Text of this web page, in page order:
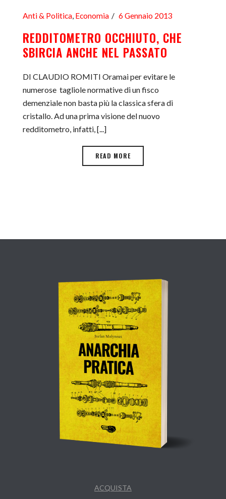
Anti & Politica, Economia 6 Gennaio 2013
REDDITOMETRO OCCHIUTO, CHE
SBIRCIA ANCHE NEL PASSATO
DI CLAUDIO ROMITI Oramai per evitare le
numerose tagliole normative di un fisco
demenziale non basta più la classica sfera di
cristallo. Ad una prima visione del nuovo
redditometro, infatti, [...]
READ MORE
ACQUISTA